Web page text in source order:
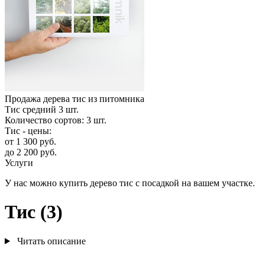
Продажа дерева тис из питомника
Тис средний 3 шт.
Количество сортов: 3 шт.
Тис - цены:
от 1 300 руб.
до 2 200 руб.
Услуги
У нас можно купить дерево тис с посадкой на вашем участке.
Тис (3)
Читать описание